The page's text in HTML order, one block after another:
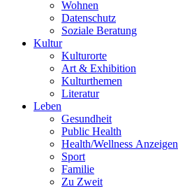
Wohnen
Datenschutz
Soziale Beratung
Kultur
Kulturorte
Art & Exhibition
Kulturthemen
Literatur
Leben
Gesundheit
Public Health
Health/Wellness Anzeigen
Sport
Familie
Zu Zweit